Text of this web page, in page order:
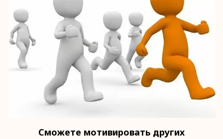
Сможете мотивировать других